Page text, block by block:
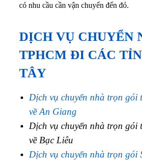
có nhu cầu cần vận chuyển đến đó.
DỊCH VỤ CHUYỂN
TPHCM ĐI CÁC
TÂY
Dịch vụ chuyển nhà trọn gói
về An Giang
Dịch vụ chuyển nhà trọn gói
về Bạc Liêu
Dịch vụ chuyển nhà trọn gói